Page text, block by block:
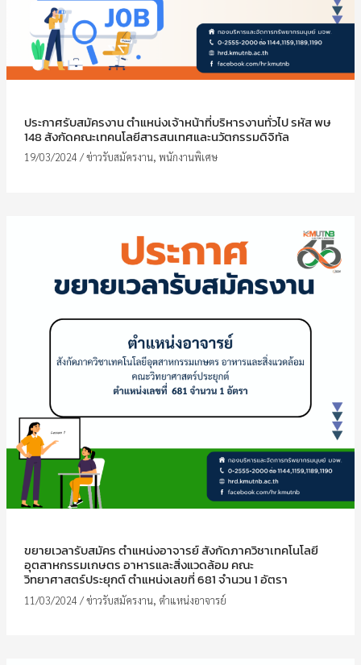
ประกาศรับสมัครงาน ตำแหน่งเจ้าหน้าที่บริหารงานทั่วไป รหัส พษ
148 สังกัดคณะเทคนโลยีสารสนเทศและนวัตกรรมดิจิทัล
19/03/2024 /ข่าวรับสมัครงาน, พนักงานพิเศษ
ขยายเวลารับสมัคร ตำแหน่งอาจารย์ สังกัดภาควิชาเทคโนโลยี
อุตสาหกรรมเกษตร อาหารและสิ่งแวดล้อม คณะ
วิทยาศาสตร์ประยุกต์ ตำแหน่งเลขที่ 681 จำนวน 1 อัตรา
11/03/2024 /ข่าวรับสมัครงาน, ตำแหน่งอาจารย์